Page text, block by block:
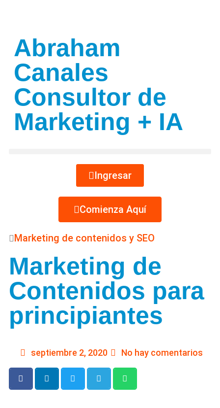
Abraham
Canales
Consultor de
Marketing + IA
Ingresar
Comienza Aquí
Marketing de contenidos y SEO
Marketing de
Contenidos para
principiantes
septiembre 2, 2020 No hay comentarios